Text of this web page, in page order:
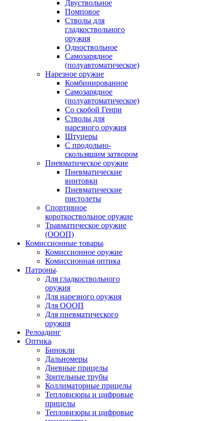
Двуствольное
Помповое
Стволы для
гладкоствольного
оружия
Одноствольное
Самозарядное
(полуавтоматическое)
Нарезное оружие
Комбинированное
Самозарядное
(полуавтоматическое)
Со скобой Генри
Стволы для
нарезного оружия
Штуцеры
С продольно-
скользящим затвором
Пневматическое оружие
Пневматические
винтовки
Пневматические
пистолеты
Спортивное
короткоствольное оружие
Травматическое оружие
(ОООП)
Комиссионные товары
Комиссионное оружие
Комиссионная оптика
Патроны
Для гладкоствольного
оружия
Для нарезного оружия
Для ОООП
Для пневматического
оружия
Релоадинг
Оптика
Бинокли
Дальномеры
Дневные прицелы
Зрительные трубы
Коллиматорные прицелы
Тепловизоры и цифровые
прицелы
Тепловизоры и цифровые